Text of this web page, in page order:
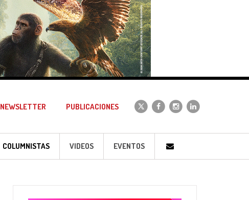
NEWSLETTER PUBLICACIONES
COLUMNISTAS VIDEOS EVENTOS